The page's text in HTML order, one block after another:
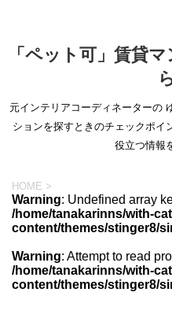
「ペット可」賃貸
元インテリアコーディネーターの
ションを探すときのチェックポイ
役立つ情報
HOME >
Warning: Undefined array
/home/tanakarinns/with-
content/themes/stinger8/
Warning: Attempt to read
/home/tanakarinns/with-
content/themes/stinger8/